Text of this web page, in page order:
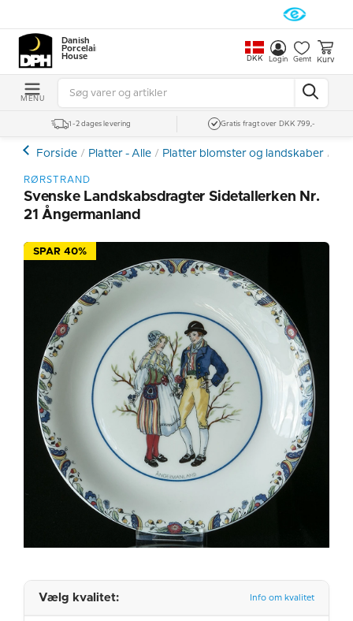
Danish
Porcelain
House
DKK Login Gemt Kurv
MENU
1-2 dages levering Gratis fragt over DKK 799,-
Forside Platter - Alle Platter blomster og landskaber
RØRSTRAND
Svenske Landskabsdragter Sidetallerken Nr.
21 Ångermanland
SPAR 40%
Vælg kvalitet: Info om kvalitet